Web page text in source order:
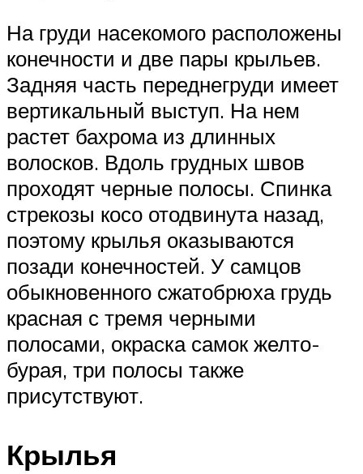
На груди насекомого расположены
конечности и две пары крыльев.
Задняя часть переднегруди имеет
вертикальный выступ. На нем
растет бахрома из длинных
волосков. Вдоль грудных швов
проходят черные полосы. Спинка
стрекозы косо отодвинута назад,
поэтому крылья оказываются
позади конечностей. У самцов
обыкновенного сжатобрюха грудь
красная с тремя черными
полосами, окраска самок желто-
бурая, три полосы также
присутствуют.
Крылья